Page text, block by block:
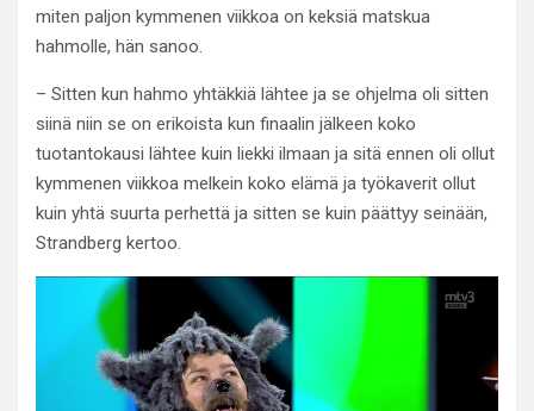
miten paljon kymmenen viikkoa on keksiä matskua
hahmolle, hän sanoo.
– Sitten kun hahmo yhtäkkiä lähtee ja se ohjelma oli sitten
siinä niin se on erikoista kun finaalin jälkeen koko
tuotantokausi lähtee kuin liekki ilmaan ja sitä ennen oli ollut
kymmenen viikkoa melkein koko elämä ja työkaverit ollut
kuin yhtä suurta perhettä ja sitten se kuin päättyy seinään,
Strandberg kertoo.